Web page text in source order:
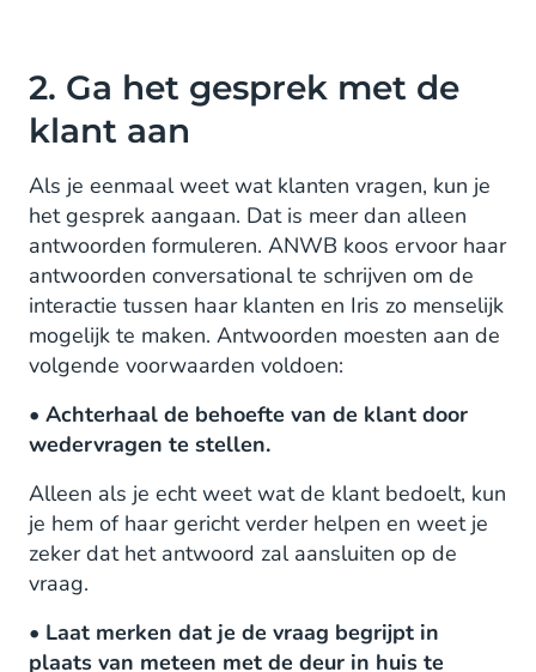
2. Ga het gesprek met de
klant aan
Als je eenmaal weet wat klanten vragen, kun je
het gesprek aangaan. Dat is meer dan alleen
antwoorden formuleren. ANWB koos ervoor haar
antwoorden conversational te schrijven om de
interactie tussen haar klanten en Iris zo menselijk
mogelijk te maken. Antwoorden moesten aan de
volgende voorwaarden voldoen:
• Achterhaal de behoefte van de klant door
wedervragen te stellen.
Alleen als je echt weet wat de klant bedoelt, kun
je hem of haar gericht verder helpen en weet je
zeker dat het antwoord zal aansluiten op de
vraag.
• Laat merken dat je de vraag begrijpt in
plaats van meteen met de deur in huis te